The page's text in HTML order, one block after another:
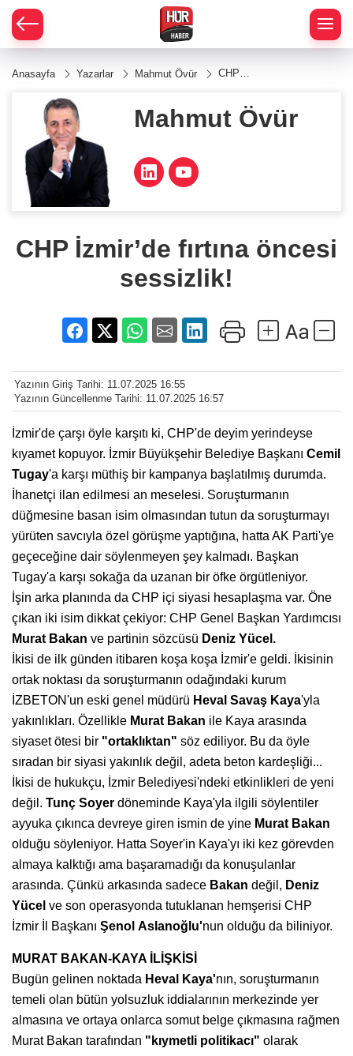
Anasayfa Yazarlar Mahmut Övür
CHP
öncesi
sessizlik!
Mahmut Övür
CHP İzmir’de fırtına öncesi
sessizlik!
Yazının Giriş Tarihi: 11.07.2025 16:55
Yazının Güncellenme Tarihi: 11.07.2025 16:57
İzmir'de çarşı öyle karşıtı ki, CHP'de deyim yerindeyse
kıyamet kopuyor. İzmir Büyükşehir Belediye Başkanı Cemil
Tugay'a karşı müthiş bir kampanya başlatılmış durumda.
İhanetçi ilan edilmesi an meselesi. Soruşturmanın
düğmesine basan isim olmasından tutun da soruşturmayı
yürüten savcıyla özel görüşme yaptığına, hatta AK Parti'ye
geçeceğine dair söylenmeyen şey kalmadı. Başkan
Tugay'a karşı sokağa da uzanan bir öfke örgütleniyor.
İşin arka planında da CHP içi siyasi hesaplaşma var. Öne
çıkan iki isim dikkat çekiyor: CHP Genel Başkan Yardımcısı
Murat Bakan ve partinin sözcüsü Deniz Yücel.
İkisi de ilk günden itibaren koşa koşa İzmir'e geldi. İkisinin
ortak noktası da soruşturmanın odağındaki kurum
İZBETON'un eski genel müdürü Heval Savaş Kaya'yla
yakınlıkları. Özellikle Murat Bakan ile Kaya arasında
siyaset ötesi bir "ortaklıktan" söz ediliyor. Bu da öyle
sıradan bir siyasi yakınlık değil, adeta beton kardeşliği...
İkisi de hukukçu, İzmir Belediyesi'ndeki etkinlikleri de yeni
değil. Tunç Soyer döneminde Kaya'yla ilgili söylentiler
ayyuka çıkınca devreye giren ismin de yine Murat Bakan
olduğu söyleniyor. Hatta Soyer'in Kaya'yı iki kez görevden
almaya kalktığı ama başaramadığı da konuşulanlar
arasında. Çünkü arkasında sadece Bakan değil, Deniz
Yücel ve son operasyonda tutuklanan hemşerisi CHP
İzmir İl Başkanı Şenol Aslanoğlu'nun olduğu da biliniyor.
MURAT BAKAN-KAYA İLİŞKİSİ
Bugün gelinen noktada Heval Kaya'nın, soruşturmanın
temeli olan bütün yolsuzluk iddialarının merkezinde yer
almasına ve ortaya onlarca somut belge çıkmasına rağmen
Murat Bakan tarafından "kıymetli politikacı" olarak